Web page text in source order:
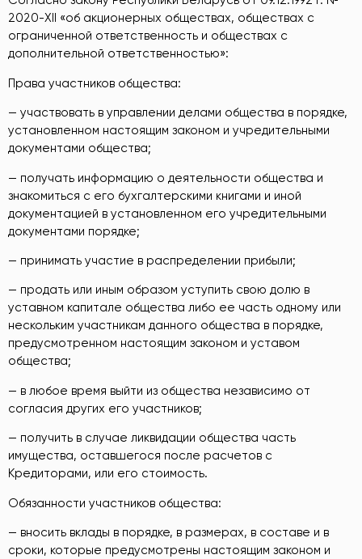
2020-ХII «об акционерных обществах, обществах с
ограниченной ответственность и обществах с
дополнительной ответственностью»:
Права участников общества:
— участвовать в управлении делами общества в порядке,
установленном настоящим законом и учредительными
документами общества;
— получать информацию о деятельности общества и
знакомиться с его бухгалтерскими книгами и иной
документацией в установленном его учредительными
документами порядке;
— принимать участие в распределении прибыли;
— продать или иным образом уступить свою долю в
уставном капитале общества либо ее часть одному или
нескольким участникам данного общества в порядке,
предусмотренном настоящим законом и уставом
общества;
— в любое время выйти из общества независимо от
согласия других его участников;
— получить в случае ликвидации общества часть
имущества, оставшегося после расчетов с
Кредиторами, или его стоимость.
Обязанности участников общества:
— вносить вклады в порядке, в размерах, в составе и в
сроки, которые предусмотрены настоящим законом и